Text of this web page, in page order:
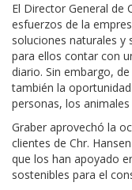
El Director General de
esfuerzos de la
soluciones naturales y
para ellos contar con
diario. Sin embargo,
también la
personas, los
Graber aprovechó la
clientes de Chr.
que los han apoyado
sostenibles para el